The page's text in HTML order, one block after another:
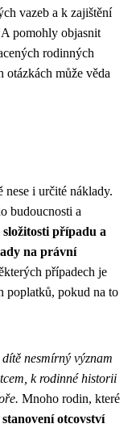
vazeb a k zajištění
pomohly objasnit
rodinných
může věda
nese i určité náklady.
budoucnosti a
případu a
na právní
případech je
poplatků, pokud na to
nesmírný význam
k rodinné historii
Mnoho rodin, které
stanovení otcovství